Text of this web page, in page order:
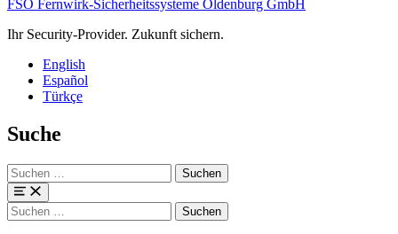
FSO Fernwirk-Sicherheitssysteme Oldenburg GmbH
Ihr Security-Provider. Zukunft sichern.
English
Español
Türkçe
Suche
Suchen
nach:
Menü
Suchen
nach: